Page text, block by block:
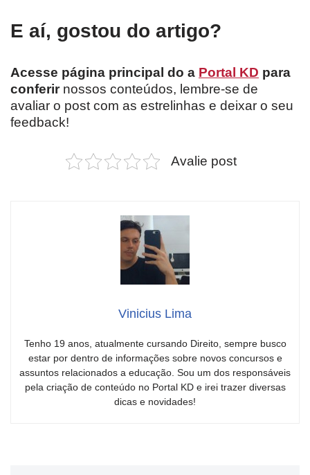
E aí, gostou do artigo?
Acesse página principal do a Portal KD para
conferirnossos conteúdos, lembre-se de
avaliar o post com as estrelinhas e deixar o seu
feedback!
Avalie post
Vinicius Lima
Tenho 19 anos, atualmente cursando Direito, sempre busco
estar por dentro de informações sobre novos concursos e
assuntos relacionados a educação. Sou um dos responsáveis
pela criação de conteúdo no Portal KD e irei trazer diversas
dicas e novidades!